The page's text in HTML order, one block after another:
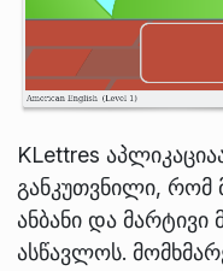
KLettres
განკუთვნილი, რომ
ანბანი და მარტივი
ასწავლოს.